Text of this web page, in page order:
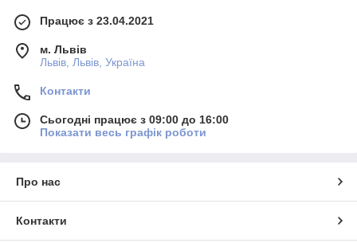
Працює з 23.04.2021
м. Львів
Львів, Львів, Україна
Контакти
Сьогодні працює з 09:00 до 16:00
Показати весь графік роботи
Про нас
Контакти